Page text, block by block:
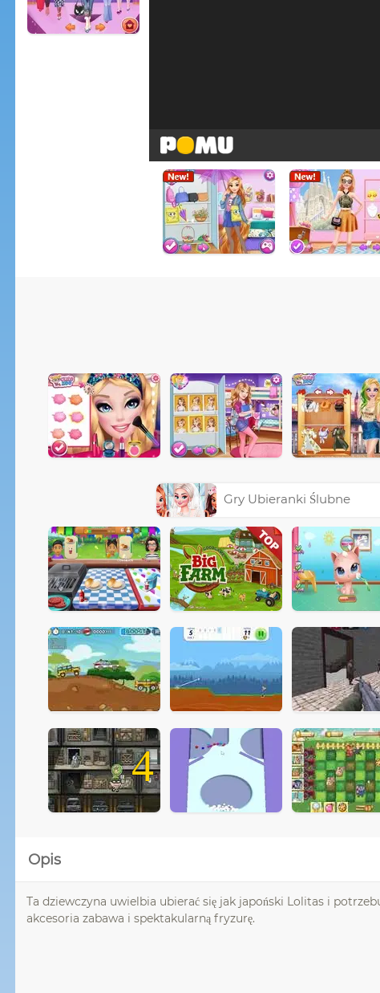
Gry Ubieranki Ślubne
4
Opis
Ta dziewczyna uwielbia ubierać się jak japoński Lolitas i
akcesoria zabawa i spektakularną fryzurę.